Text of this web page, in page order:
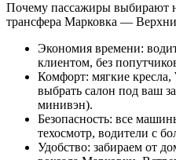
Почему пассажиры выбирают
трансфера Марковка —
Экономия времени:
клиентом, без
Комфорт: мягкие
выбрать салон под ваш
минивэн).
Безопасность: все
техосмотр, водители с
Удобство: забираем от